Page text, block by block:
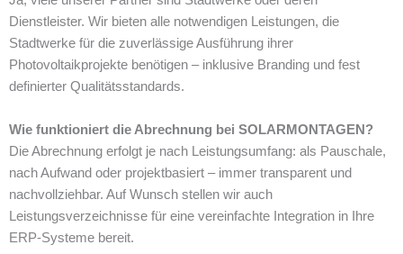
Dienstleister. Wir bieten alle notwendigen Leistungen, die
Stadtwerke für die zuverlässige Ausführung ihrer
Photovoltaikprojekte benötigen – inklusive Branding und fest
definierter Qualitätsstandards.
Wie funktioniert die Abrechnung bei SOLARMONTAGEN?
Die Abrechnung erfolgt je nach Leistungsumfang: als Pauschale,
nach Aufwand oder projektbasiert – immer transparent und
nachvollziehbar. Auf Wunsch stellen wir auch
Leistungsverzeichnisse für eine vereinfachte Integration in Ihre
ERP-Systeme bereit.